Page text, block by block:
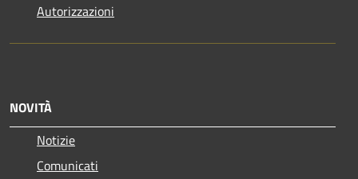
Autorizzazioni
NOVITÀ
Notizie
Comunicati